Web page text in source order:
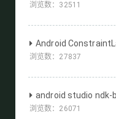
浏览数： 32511
Android
浏览数： 27837
android studio ndk-
浏览数： 26071